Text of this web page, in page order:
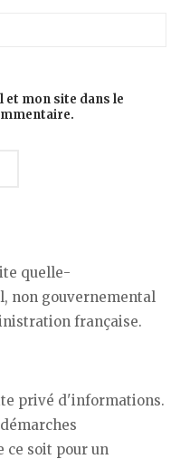
mon site dans le
quelle-
non gouvernemental
française.
privé d'informations.
ce soit pour un